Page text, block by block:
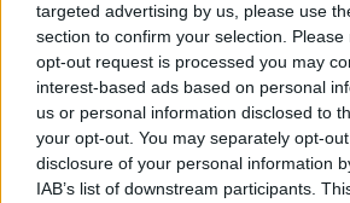
targeted advertising by us, please use
section to confirm your selection.
opt-out request is processed you may
interest-based ads based on personal
us or personal information disclosed to
your opt-out. You may separately opt-
disclosure of your personal information
IAB’s list of downstream participants.